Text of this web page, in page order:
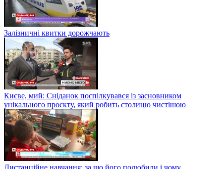
Залізничні квитки дорожчають
Києве, мий: Сніданок поспілкувався із засновником
унікального проєкту, який робить столицю чистішою
Дистанційне навчання: за що його полюбили і чому